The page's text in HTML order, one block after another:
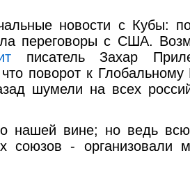
новости с Кубы:
переговоры с США.
писатель Захар
что поворот к
шумели на всех
нашей вине; но ведь всю
союзов - организовали